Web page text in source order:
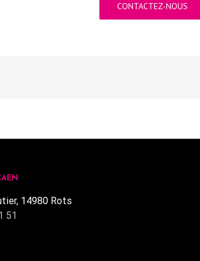
CONTACTEZ-NOUS
14980 Rots
51